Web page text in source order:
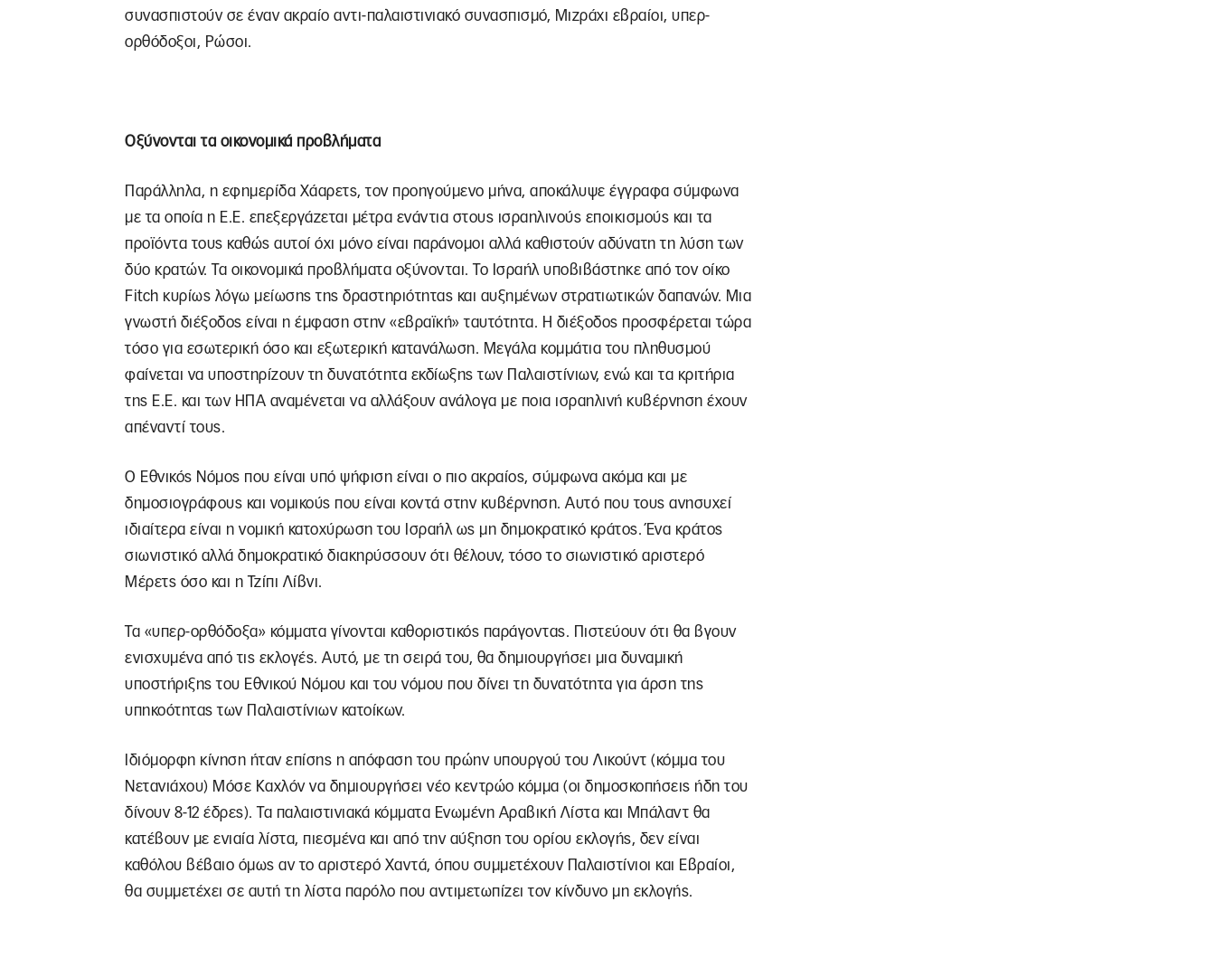
συνασπιστούν σε έναν ακραίο αντι-παλαιστινιακό συνασπισμό, Μιζράχι εβραίοι, υπερ-
ορθόδοξοι, Ρώσοι.
Οξύνονται τα οικονομικά προβλήματα
Παράλληλα, η εφημερίδα Χάαρετς, τον προηγούμενο μήνα, αποκάλυψε έγγραφα σύμφωνα
με τα οποία η Ε.Ε. επεξεργάζεται μέτρα ενάντια στους ισραηλινούς εποικισμούς και τα
προϊόντα τους καθώς αυτοί όχι μόνο είναι παράνομοι αλλά καθιστούν αδύνατη τη λύση των
δύο κρατών. Τα οικονομικά προβλήματα οξύνονται. Το Ισραήλ υποβιβάστηκε από τον οίκο
Fitch κυρίως λόγω μείωσης της δραστηριότητας και αυξημένων στρατιωτικών δαπανών. Μια
γνωστή διέξοδος είναι η έμφαση στην «εβραϊκή» ταυτότητα. Η διέξοδος προσφέρεται τώρα
τόσο για εσωτερική όσο και εξωτερική κατανάλωση. Μεγάλα κομμάτια του πληθυσμού
φαίνεται να υποστηρίζουν τη δυνατότητα εκδίωξης των Παλαιστίνιων, ενώ και τα κριτήρια
της Ε.Ε. και των ΗΠΑ αναμένεται να αλλάξουν ανάλογα με ποια ισραηλινή κυβέρνηση έχουν
απέναντί τους.
Ο Εθνικός Νόμος που είναι υπό ψήφιση είναι ο πιο ακραίος, σύμφωνα ακόμα και με
δημοσιογράφους και νομικούς που είναι κοντά στην κυβέρνηση. Αυτό που τους ανησυχεί
ιδιαίτερα είναι η νομική κατοχύρωση του Ισραήλ ως μη δημοκρατικό κράτος. Ένα κράτος
σιωνιστικό αλλά δημοκρατικό διακηρύσσουν ότι θέλουν, τόσο το σιωνιστικό αριστερό
Μέρετς όσο και η Τζίπι Λίβνι.
Τα «υπερ-ορθόδοξα» κόμματα γίνονται καθοριστικός παράγοντας. Πιστεύουν ότι θα βγουν
ενισχυμένα από τις εκλογές. Αυτό, με τη σειρά του, θα δημιουργήσει μια δυναμική
υποστήριξης του Εθνικού Νόμου και του νόμου που δίνει τη δυνατότητα για άρση της
υπηκοότητας των Παλαιστίνιων κατοίκων.
Ιδιόμορφη κίνηση ήταν επίσης η απόφαση του πρώην υπουργού του Λικούντ (κόμμα του
Νετανιάχου) Μόσε Καχλόν να δημιουργήσει νέο κεντρώο κόμμα (οι δημοσκοπήσεις ήδη του
δίνουν 8-12 έδρες). Τα παλαιστινιακά κόμματα Ενωμένη Αραβική Λίστα και Μπάλαντ θα
κατέβουν με ενιαία λίστα, πιεσμένα και από την αύξηση του ορίου εκλογής, δεν είναι
καθόλου βέβαιο όμως αν το αριστερό Χαντά, όπου συμμετέχουν Παλαιστίνιοι και Εβραίοι,
θα συμμετέχει σε αυτή τη λίστα παρόλο που αντιμετωπίζει τον κίνδυνο μη εκλογής.